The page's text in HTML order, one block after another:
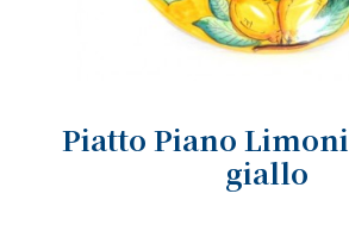
Piatto Piano
giallo